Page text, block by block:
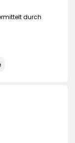
durch